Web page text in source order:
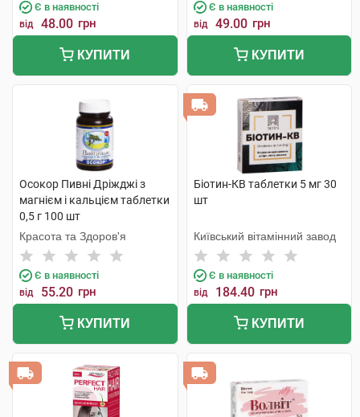
Є в наявності
від 48.00 грн
КУПИТИ
Є в наявності
від 49.00 грн
КУПИТИ
Осокор Пивні Дріжджі з
магнієм і кальцієм таблетки
0,5 г 100 шт
Красота та Здоров'я
Є в наявності
від 55.20 грн
КУПИТИ
Біотин-КВ таблетки 5 мг 30
шт
Київський вітамінний завод
Є в наявності
від 184.40 грн
КУПИТИ